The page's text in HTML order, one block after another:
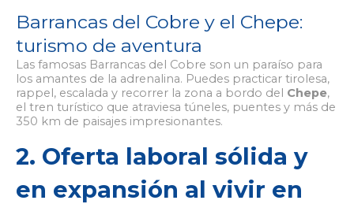
Barrancas del Cobre y el Chepe:
turismo de aventura
Las famosas Barrancas del Cobre son un paraíso para
los amantes de la adrenalina. Puedes practicar tirolesa,
rappel, escalada y recorrer la zona a bordo del Chepe,
el tren turístico que atraviesa túneles, puentes y más de
350 km de paisajes impresionantes.
2. Oferta laboral sólida y
en expansión al vivir en